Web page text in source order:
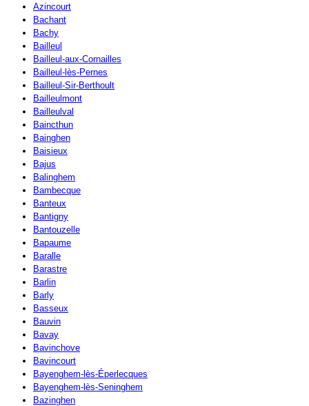
Azincourt
Bachant
Bachy
Bailleul
Bailleul-aux-Cornailles
Bailleul-lès-Pernes
Bailleul-Sir-Berthoult
Bailleulmont
Bailleulval
Baincthun
Bainghen
Baisieux
Bajus
Balinghem
Bambecque
Banteux
Bantigny
Bantouzelle
Bapaume
Baralle
Barastre
Barlin
Barly
Basseux
Bauvin
Bavay
Bavinchove
Bavincourt
Bayenghem-lès-Éperlecques
Bayenghem-lès-Seninghem
Bazinghen